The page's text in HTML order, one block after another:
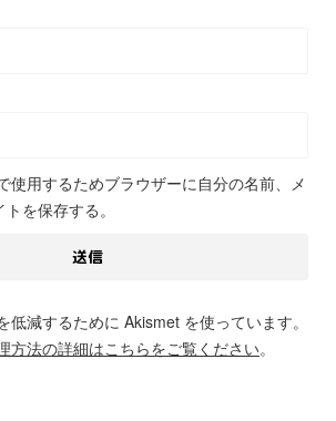
使用するためブラウザーに自分の名前、メ
を保存する。
低減するために Akismet を使っています。
方法の詳細はこちらをご覧ください。